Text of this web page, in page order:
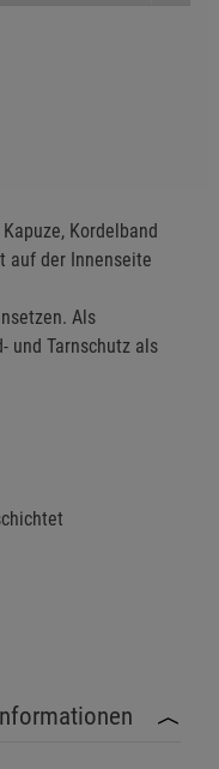
Kordelband
auf der Innenseite
Als
und Tarnschutz als